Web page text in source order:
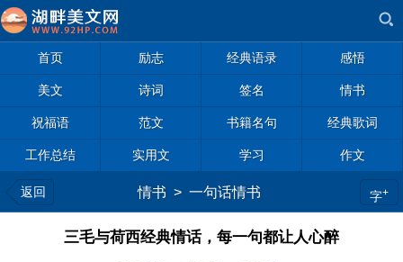
首页 励志 经典语录 感悟
美文 诗词 签名 情书
祝福语 范文 书籍名句 经典歌词
工作总结 实用文 学习 作文
返回 情书 > 一句话情书 字+
三毛与荷西经典情话，每一句都让人心醉